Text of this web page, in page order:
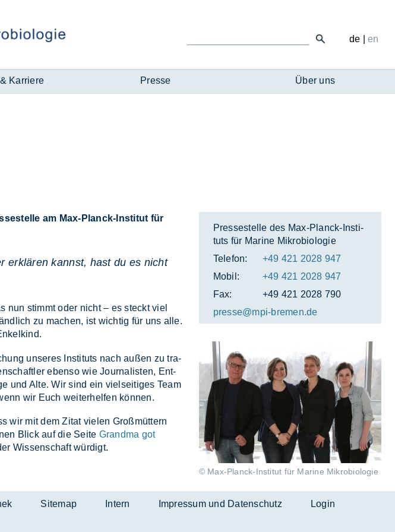
Karriere Presse Über uns
de |en
am Max-Planck-Institut für
erklären kannst, hast du es nicht
nun stimmt oder nicht – es steckt viel
zu ma­chen, ist wich­tig für uns alle.
un­se­res In­sti­tuts nach au­ßen zu tra­
eben­so wie Jour­na­lis­ten, Ent­
und Alte. Wir sind ein viel­sei­ti­ges Team
wir Euch wei­ter­hel­fen kön­nen.
wir mit dem Zi­tat vie­len Groß­müt­tern
Blick auf die Sei­te Grandma got
Wis­sen­schaft wür­digt.
Pres­se­stel­le des Max-Planck-In­sti­
tuts für Ma­ri­ne Mi­kro­bio­lo­gie
Telefon:
+49 421 2028 947
Mobil:
+49 421 2028 947
Fax:
+49 421 2028 790
pres­se@mpi-bre­men.de
© Max-Planck-Institut für Marine Mikrobiologie
Login
Impressum und Datenschutz
Intern
Sitemap